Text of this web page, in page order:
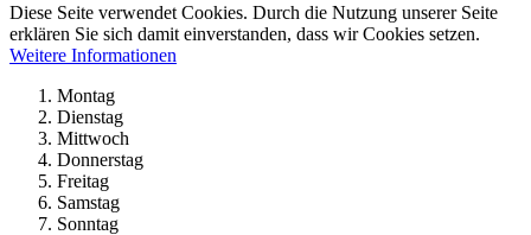
Diese Seite verwendet Cookies. Durch die Nutzung unserer Seite
erklären Sie sich damit einverstanden, dass wir Cookies setzen.
Weitere Informationen
Montag
Dienstag
Mittwoch
Donnerstag
Freitag
Samstag
Sonntag